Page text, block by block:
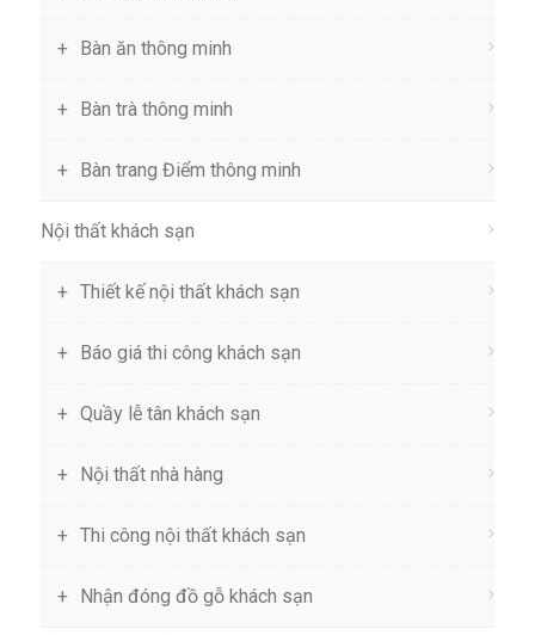
Bàn ăn thông minh
Bàn trà thông minh
Bàn trang Điểm thông minh
Nội thất khách sạn
Thiết kế nội thất khách sạn
Báo giá thi công khách sạn
Quầy lễ tân khách sạn
Nội thất nhà hàng
Thi công nội thất khách sạn
Nhận đóng đồ gỗ khách sạn